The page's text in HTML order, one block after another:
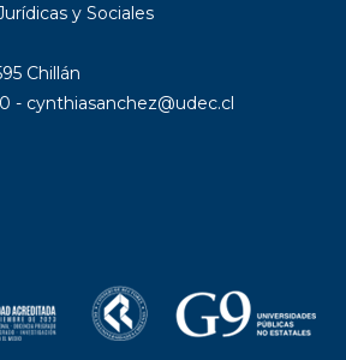
y Sociales
Chillán
- cynthiasanchez@udec.cl